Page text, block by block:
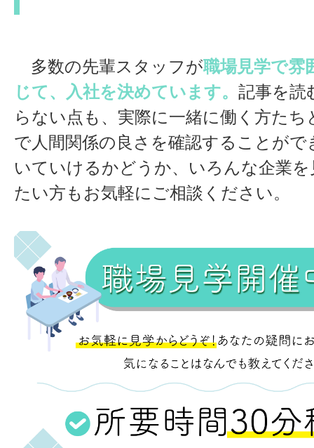
多数の先輩スタッフが職場見学で雰
じて、入社を決めています。 記事を読
らない点も、実際に一緒に働く方た
で人間関係の良さを確認することが
いていけるかどうか、いろんな企業
たい方もお気軽にご相談ください。